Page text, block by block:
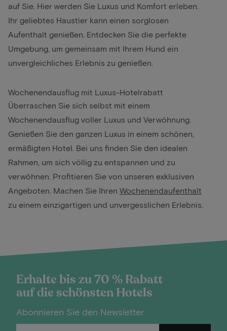
auf Sie. Hier werden Sie Luxus und Komfort erleben.
Ihr geliebtes Haustier kann einen sorglosen
Aufenthalt genießen. Entdecken Sie die perfekte
Umgebung, um gemeinsam mit Ihrem Hund ein
unvergleichliches Erlebnis zu genießen.
Wochenendausflug mit Luxus-Hotelrabatt
Überraschen Sie sich selbst mit einem
Wochenendausflug voller Luxus und Verwöhnung.
Genießen Sie den ganzen Luxus in einem schönen,
ermäßigten Hotel. Bei uns finden Sie den idealen
Rahmen, um sich völlig zu entspannen und zu
verwöhnen. Profitieren Sie von unseren exklusiven
Angeboten. Machen Sie Ihren Wochenendaufenthalt
zu einem einzigartigen und unvergesslichen Erlebnis.
Erhalte bis zu 70 % Rabatt
auf die schönsten Hotels
Abonnieren Sie den Newsletter